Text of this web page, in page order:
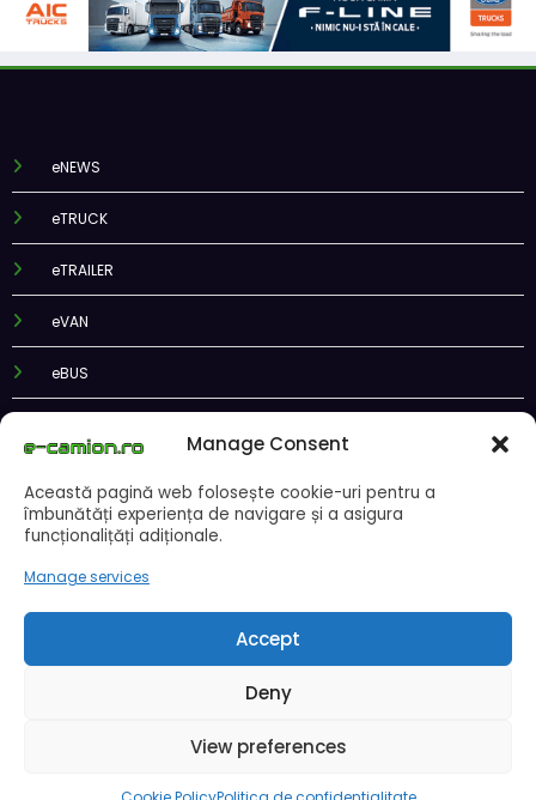
Manage Consent
Această pagină web folosește cookie-uri pentru a
îmbunătăți experiența de navigare și a asigura
funcționalițăți adiționale.
Manage services
Accept
Deny
View preferences
eNEWS
eTRUCK
eTRAILER
eVAN
eBUS
Blue River: 26.123 km cu un camion 100% electric în transport
internațional
Lars Ljungström a fost numit director general (CFO) pentru cellcentric